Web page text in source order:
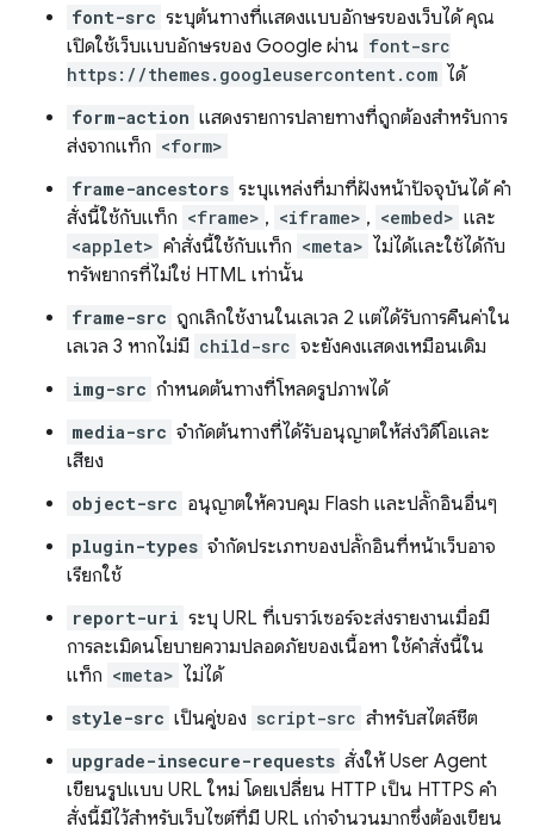
font-src ระบุต้นทางที่แสดงแบบอักษรของเว็บได้ คุณ
เปิดใช้เว็บแบบอักษรของ Google ผ่าน font-src
https://themes.googleusercontent.com ได้
form-action แสดงรายการปลายทางที่ถูกต้องสำหรับการ
ส่งจากแท็ก <form>
frame-ancestors ระบุแหล่งที่มาที่ฝังหน้าปัจจุบันได้ คำ
สั่งนี้ใช้กับแท็ก <frame> , <iframe> , <embed> และ
<applet> คำสั่งนี้ใช้กับแท็ก <meta> ไม่ได้และใช้ได้กับ
ทรัพยากรที่ไม่ใช่ HTML เท่านั้น
frame-src ถูกเลิกใช้งานในเลเวล 2 แต่ได้รับการคืนค่าใน
เลเวล 3 หากไม่มี child-src จะยังคงแสดงเหมือนเดิม
img-src กำหนดต้นทางที่โหลดรูปภาพได้
media-src จำกัดต้นทางที่ได้รับอนุญาตให้ส่งวิดีโอและ
เสียง
object-src อนุญาตให้ควบคุม Flash และปลั๊กอินอื่นๆ
plugin-types จำกัดประเภทของปลั๊กอินที่หน้าเว็บอาจ
เรียกใช้
report-uri ระบุ URL ที่เบราว์เซอร์จะส่งรายงานเมื่อมี
การละเมิดนโยบายความปลอดภัยของเนื้อหา ใช้คําสั่งนี้ใน
แท็ก <meta> ไม่ได้
style-src เป็นคู่ของ script-src สำหรับสไตล์ชีต
upgrade-insecure-requests สั่งให้ User Agent
เขียนรูปแบบ URL ใหม่ โดยเปลี่ยน HTTP เป็น HTTPS คำ
สั่งนี้มีไว้สำหรับเว็บไซต์ที่มี URL เก่าจํานวนมากซึ่งต้องเขียน